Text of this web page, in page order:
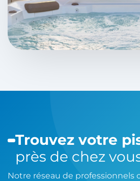
Trouvez votre
près de chez
Notre réseau de professionnels